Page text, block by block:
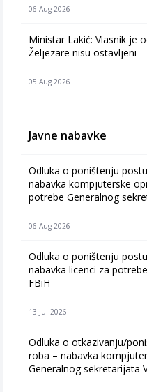
06 Aug 2026
Ministar Lakić: Vlasnik je
Željezare nisu ostavljeni
05 Aug 2026
Javne nabavke
Odluka o poništenju
nabavka kompjuterske
potrebe Generalnog
06 Aug 2026
Odluka o poništenju
nabavka licenci za
FBiH
13 Jul 2026
Odluka o otkazivanju/
roba – nabavka
Generalnog sekretarijata